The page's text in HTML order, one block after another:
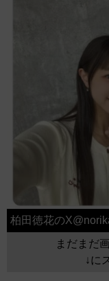
柏田徳花の
まだまだ
↓に